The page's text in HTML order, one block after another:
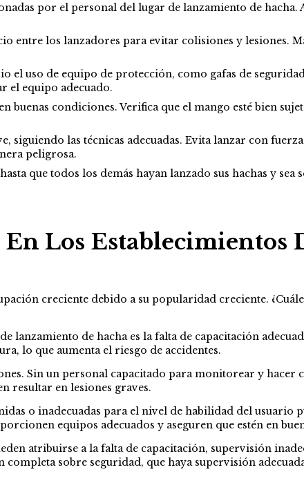
por el personal del lugar de lanzamiento de hacha.
entre los lanzadores para evitar colisiones y lesiones.
el uso de equipo de protección, como gafas de
el equipo adecuado.
buenas condiciones. Verifica que el mango esté bien
siguiendo las técnicas adecuadas. Evita lanzar con
peligrosa.
que todos los demás hayan lanzado sus hachas y sea
En Los Establecimientos
creciente debido a su popularidad creciente.
lanzamiento de hacha es la falta de capacitación
lo que aumenta el riesgo de accidentes.
Sin un personal capacitado para monitorear y hacer
resultar en lesiones graves.
o inadecuadas para el nivel de habilidad del usuario
equipos adecuados y aseguren que estén en
atribuirse a la falta de capacitación, supervisión
sobre seguridad, que haya supervisión